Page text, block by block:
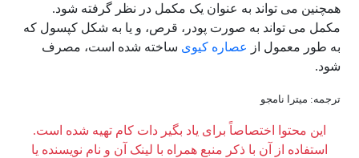
همچنین می تواند به عنوان یک مکمل در نظر گرفته شود.
مکمل می تواند به صورت پودر، قرص، و یا به شکل کپسول که
به طور معمول از عصاره کیوی ساخته شده است، مصرف
شود.
ترجمه: میترا نامجو
این محتوا اختصاصاً برای یاد بگیر دات کام تهیه شده است.
استفاده از آن با ذکر منبع همراه با لینک آن و نام نویسنده یا